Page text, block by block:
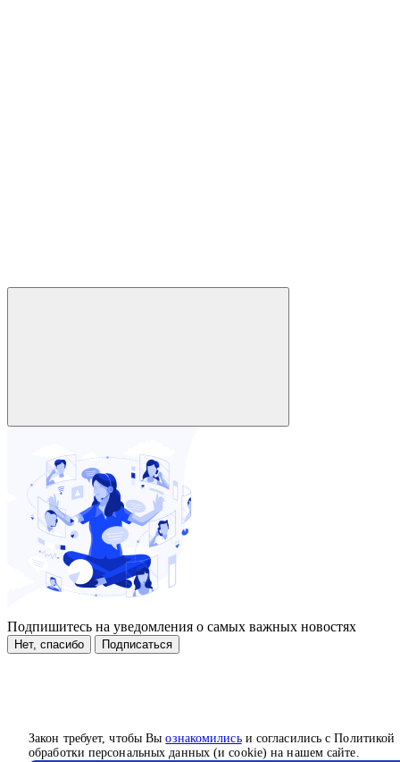
Закон требует, чтобы Выознакомилисьи согласились с Политикой
обработки персональных данных (и cookie) на нашем сайте.
Подпишитесь на уведомления о самых важных новостях
Нет, спасибо Подписаться